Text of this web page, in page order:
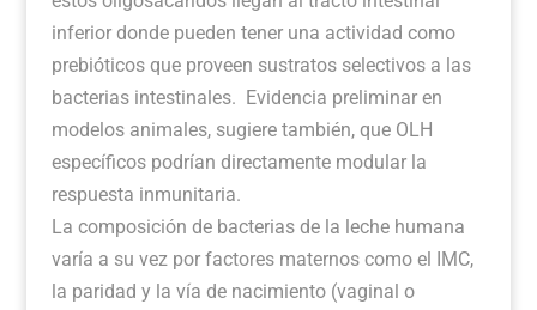
inferior donde pueden tener una actividad como
prebióticos que proveen sustratos selectivos a las
bacterias intestinales. Evidencia preliminar en
modelos animales, sugiere también, que OLH
específicos podrían directamente modular la
respuesta inmunitaria.
La composición de bacterias de la leche humana
varía a su vez por factores maternos como el IMC,
la paridad y la vía de nacimiento (vaginal o